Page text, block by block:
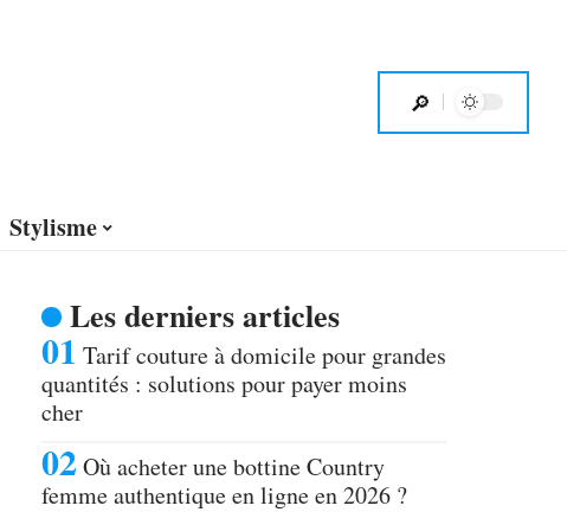
Stylisme
Les derniers articles
Tarif couture à domicile pour grandes
quantités : solutions pour payer moins
cher
Où acheter une bottine Country
femme authentique en ligne en 2026 ?